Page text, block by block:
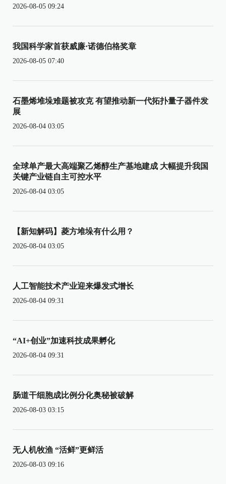
2026-08-05 09:24
我国科学家首获威廉·诺德伯格奖章
2026-08-05 07:40
石墨烯堆垛难题被攻克 有望推动新一代拓扑量子器件发
展
2026-08-04 03:05
全球单产最大高端聚乙烯醇生产基地建成 大幅提升我国
关键产业链自主可控水平
2026-08-04 03:05
【新知解码】菱方堆垛有什么用？
2026-08-04 03:05
人工智能技术产业迎来爆发式增长
2026-08-04 09:31
“AI+创业”加速科技成果孵化
2026-08-04 09:31
肠道干细胞成比例分化奥秘被破解
2026-08-03 03:15
无人机牧渔 “活鲜”更鲜活
2026-08-03 09:16